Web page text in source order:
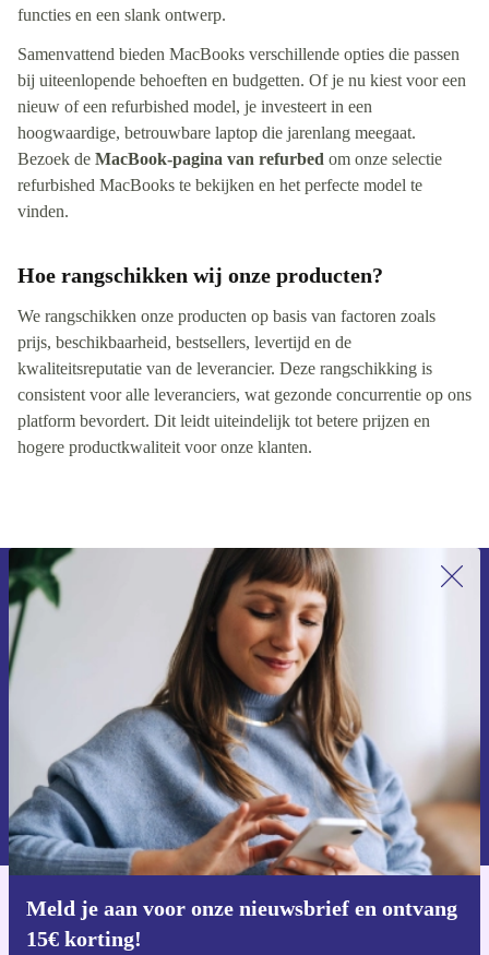
functies en een slank ontwerp.
Samenvattend bieden MacBooks verschillende opties die passen
bij uiteenlopende behoeften en budgetten. Of je nu kiest voor een
nieuw of een refurbished model, je investeert in een
hoogwaardige, betrouwbare laptop die jarenlang meegaat.
Bezoek de MacBook-pagina van refurbed om onze selectie
refurbished MacBooks te bekijken en het perfecte model te
vinden.
Hoe rangschikken wij onze producten?
We rangschikken onze producten op basis van factoren zoals
prijs, beschikbaarheid, bestsellers, levertijd en de
kwaliteitsreputatie van de leverancier. Deze rangschikking is
consistent voor alle leveranciers, wat gezonde concurrentie op ons
platform bevordert. Dit leidt uiteindelijk tot betere prijzen en
hogere productkwaliteit voor onze klanten.
Meld je aan voor onze nieuwsbrief en ontvang
15€ korting!
Meld je aan voor onze nieuwsbrief en
ontvang €15 korting!
Mis nooit meer een aanbieding.
Voucher aanvragen
Informatie over het gebruik van persoonsgegevens vind je in ons
privacybeleid
Download de refurbed app